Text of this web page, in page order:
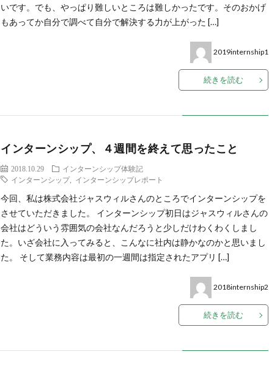
いです。でも、やっぱり難しいところは難しかったです。そのおかげ
もあってか自分で調べて自分で解決する力が上がった […]
2019internship1
続きを読む
インターンシップ、４週間を終えて思ったこと
2018.10.29
インターンシップ体験記
インターンシップ, インターンシップレポート
今回、私は株式会社ジャスウィルさんのところでインターンシップを
させていただきました。 インターンシップ初日はジャスウィルさんの
会社はどういう雰囲気の会社なんだろうと少しだけわくわくしまし
た。いざ会社に入ってみると、こんなに社内は静かなのかと思いまし
た。 そして業務内容は最初の一週間は指定されたアプリ […]
2018internship2
続きを読む